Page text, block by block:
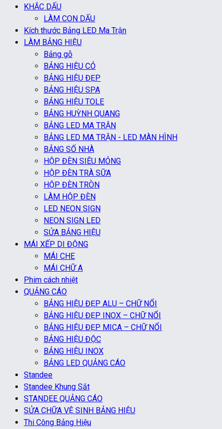
KHẮC DẤU
LÀM CON DẤU
Kích thước Bảng LED Ma Trận
LÀM BẢNG HIỆU
Bảng gỗ
BẢNG HIỆU CỎ
BẢNG HIỆU ĐẸP
BẢNG HIỆU SPA
BẢNG HIỆU TOLE
BẢNG HUỲNH QUANG
BẢNG LED MA TRẬN
BẢNG LED MA TRẬN - LED MÀN HÌNH
BẢNG SỐ NHÀ
HỘP ĐÈN SIÊU MỎNG
HỘP ĐÈN TRÀ SỮA
HỘP ĐÈN TRÒN
LÀM HỘP ĐÈN
LED NEON SIGN
NEON SIGN LED
SỬA BẢNG HIỆU
MÁI XẾP DI ĐỘNG
MÁI CHE
MÁI CHỮ A
Phim cách nhiệt
QUẢNG CÁO
BẢNG HIỆU ĐẸP ALU – CHỮ NỔI
BẢNG HIỆU ĐẸP INOX – CHỮ NỔI
BẢNG HIỆU ĐẸP MICA – CHỮ NỔI
BẢNG HIỆU ĐỘC
BẢNG HIỆU INOX
BẢNG LED QUẢNG CÁO
Standee
Standee Khung Sắt
STANDEE QUẢNG CÁO
SỬA CHỮA VỆ SINH BẢNG HIỆU
Thi Công Bảng Hiệu